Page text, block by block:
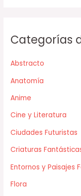
Categorías
Abstracto
Anatomía
Anime
Cine y Literatura
Ciudades Futuristas
Criaturas
Entornos y Paisajes
Flora